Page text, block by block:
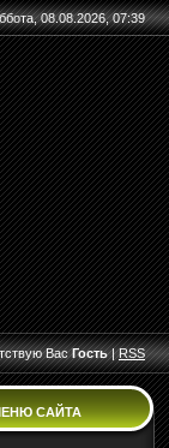
08.08.2026, 07:39
Вас Гость|RSS
САЙТА